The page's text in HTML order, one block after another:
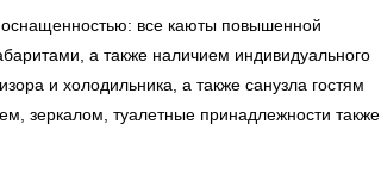
все каюты повышенной
а также наличием индивидуального
и холодильника, а также санузла гостям
зеркалом, туалетные принадлежности также